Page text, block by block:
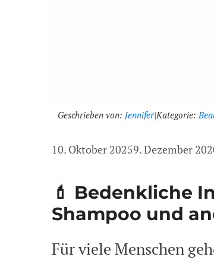
Geschrieben von: Jennifer|Kategorie:
10. Oktober 20259. Dezember
💄 Bedenkliche
Shampoo und
Für viele Menschen